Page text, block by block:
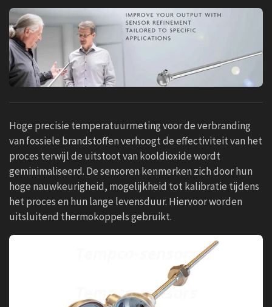
Hoge precisie temperatuurmeting voor de verbranding
van fossiele brandstoffen verhoogt de effectiviteit van het
proces terwijl de uitstoot van kooldioxide wordt
geminimaliseerd. De sensoren kenmerken zich door hun
hoge nauwkeurigheid, mogelijkheid tot kalibratie tijdens
het proces en hun lange levensduur. Hiervoor worden
uitsluitend thermokoppels gebruikt.